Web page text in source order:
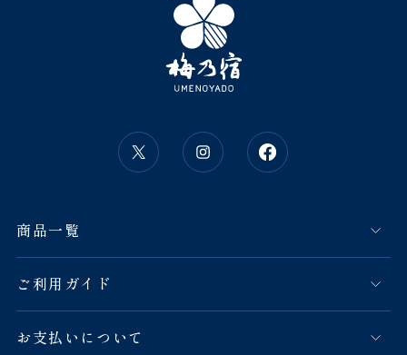
商品一覧
ご利用ガイド
お支払いについて